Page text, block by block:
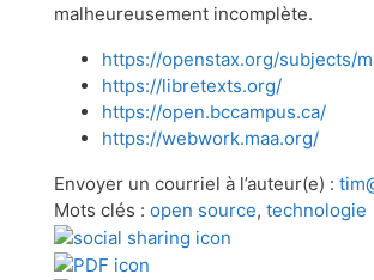
malheureusement incomplète.
https://openstax.org/subjects/
https://libretexts.org/
https://open.bccampus.ca/
https://webwork.maa.org/
Envoyer un courriel à l’auteur(e) :
Mots clés : open source, technologie